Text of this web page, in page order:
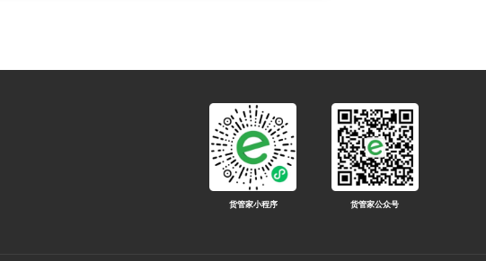
货管家小程序 货管家公众号